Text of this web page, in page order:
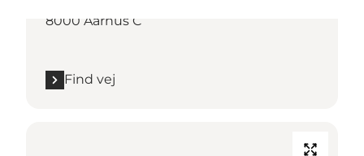
8000 Aarhus C
Find vej